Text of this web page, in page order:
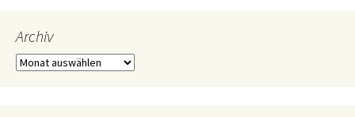
Archiv
Archiv